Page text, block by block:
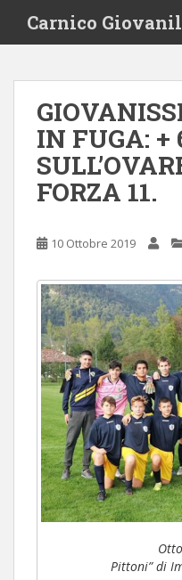
i
Carnico
IN FUGA: +
FORZA 11.
10 Ottobre 2019
Otto reti del
Pittoni” di